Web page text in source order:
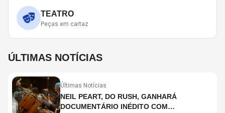
TEATRO
Peças em cartaz
ÚLTIMAS NOTÍCIAS
Últimas Notícias
NEIL PEART, DO RUSH, GANHARÁ
DOCUMENTÁRIO INÉDITO COM